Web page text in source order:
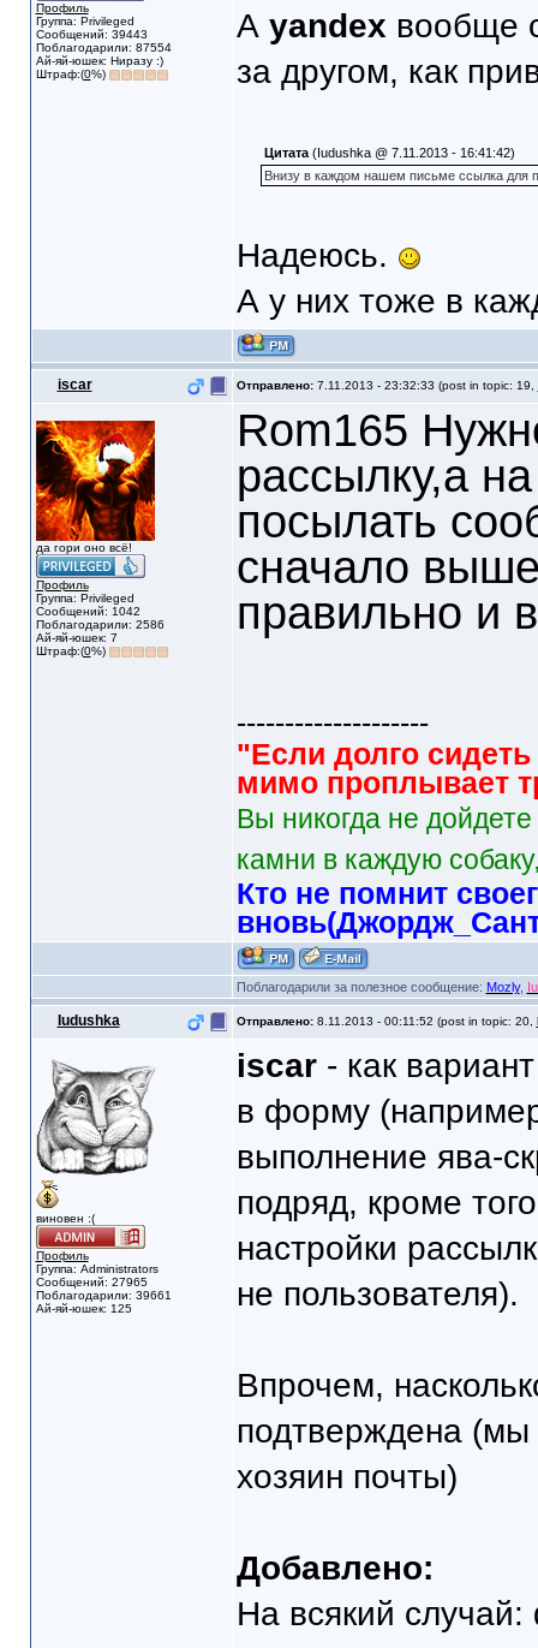
Профиль
Группа: Privileged
Сообщений: 39443
Поблагодарили: 87554
Ай-яй-юшек: Ниразу :)
Штраф:(0%)
А yandex вообще
за другом, как
Цитата(Iudushka @ 7.11.2013 - 16:41:42)
Внизу в каждом нашем письме ссылка для
Надеюсь.
А у них тоже в
iscar Отправлено: 7.11.2013 - 23:32:33 (post in topic: 19,
да гори оно всё!
Профиль
Группа: Privileged
Сообщений: 1042
Поблагодарили: 2586
Ай-яй-юшек: 7
Штраф:(0%)
Rom165
рассылку,а
посылать
сначало
правильно и
--------------------
"Если долго
мимо проплывает
Вы никогда не
камни в каждую
Кто не помнит
Поблагодарили за полезное сообщение: Mozly,
Iudushka Отправлено: 8.11.2013 - 00:11:52 (post in topic: 20,
виновен :(
Профиль
Группа: Administrators
Сообщений: 27965
Поблагодарили: 39661
Ай-яй-юшек: 125
iscar- как
в форму
выполнение ява-
подряд, кроме
настройки
не пользователя).
Впрочем,
подтверждена (мы
хозяин почты)
Добавлено:
На всякий